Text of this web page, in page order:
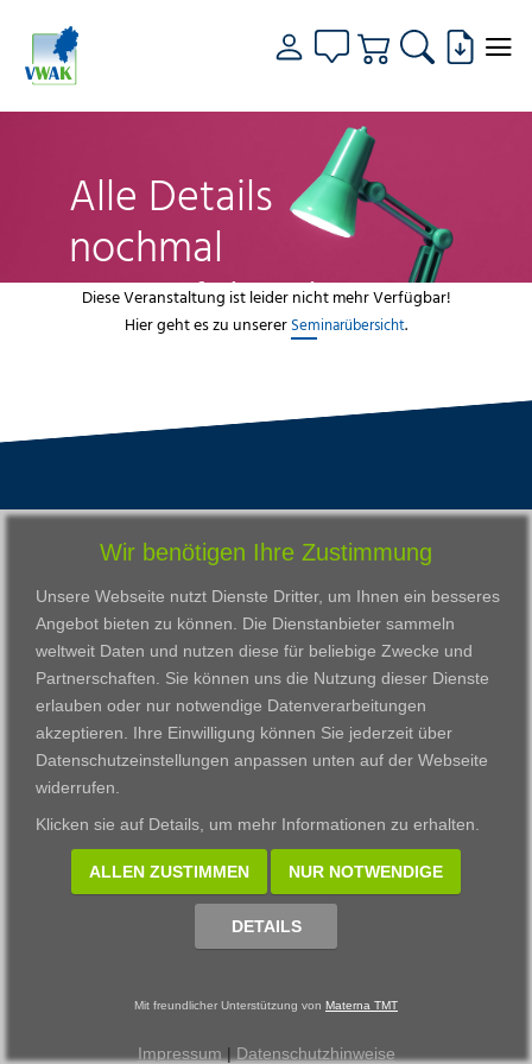
Alle Details
nochmal
genau fokussiert
Diese Veranstaltung ist leider nicht mehr Verfügbar!
Hier geht es zu unserer Seminarübersicht.
VWAK
Karriere
Kontakt
Download
Impressum
Datenschutzerklärung
Standorte
Darmstadt
Frankfurt am Main
Gießen
Kassel
Wiesbaden
Fortbildungszentrum
Bildungsangebot
Ausbildung
Zertifikatslehrgänge
Fortbildung
© 2002 - 2026 Materna TMT GmbH, powered by CARUSO
Wir benötigen Ihre Zustimmung
Unsere Webseite nutzt Dienste Dritter, um Ihnen ein besseres
Angebot bieten zu können. Die Dienstanbieter sammeln
weltweit Daten und nutzen diese für beliebige Zwecke und
Partnerschaften. Sie können uns die Nutzung dieser Dienste
erlauben oder nur notwendige Datenverarbeitungen
akzeptieren. Ihre Einwilligung können Sie jederzeit über
Datenschutzeinstellungen anpassen unten auf der Webseite
widerrufen.
Klicken sie auf Details, um mehr Informationen zu erhalten.
ALLEN ZUSTIMMEN NUR NOTWENDIGE
DETAILS
Mit freundlicher Unterstützung von Materna TMT
Impressum | Datenschutzhinweise